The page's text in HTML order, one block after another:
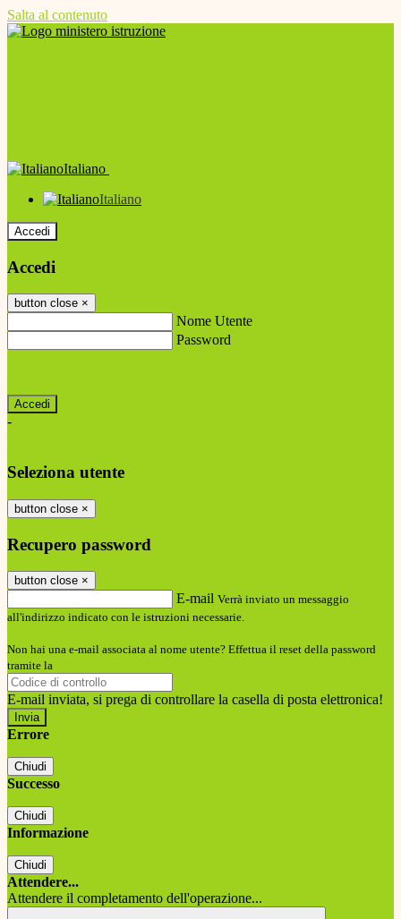
Salta al contenuto
Italiano
Italiano
Accedi
Accedi
button close ×
Nome Utente
Password
-
Seleziona utente
button close ×
Recupero password
button close ×
E-mail Verrà inviato un messaggio
all'indirizzo indicato con le istruzioni necessarie.
Non hai una e-mail associata al nome utente? Effettua il reset della password
tramite la
E-mail inviata, si prega di controllare la casella di posta elettronica!
Errore
Chiudi
Successo
Chiudi
Informazione
Chiudi
Attendere...
Attendere il completamento dell'operazione...